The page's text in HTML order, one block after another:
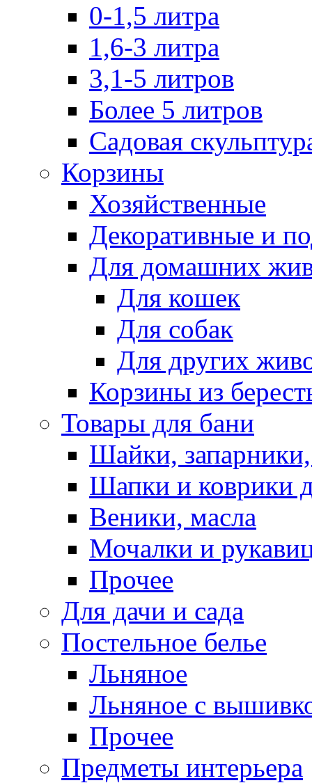
0-1,5 литра
1,6-3 литра
3,1-5 литров
Более 5 литров
Садовая
Корзины
Хозяйственные
Декоративные и
Для домашних
Для кошек
Для собак
Для других
Корзины из
Товары для бани
Шайки,
Шапки и коврики
Веники, масла
Мочалки и
Прочее
Для дачи и сада
Постельное белье
Льняное
Льняное с
Прочее
Предметы интерьера